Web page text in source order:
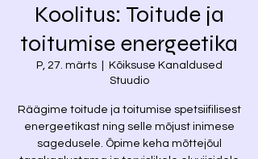
Koolitus: Toitude ja
toitumise energeetika
P, 27. märts
  |
Kõiksuse Kanaldused
Stuudio
Räägime toitude ja toitumise spetsiifilisest
energeetikast ning selle mõjust inimese
sagedusele. Õpime keha mõttejõul